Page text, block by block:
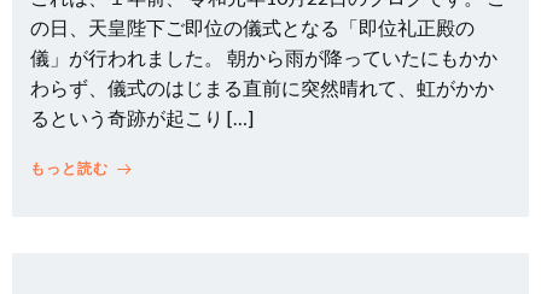
の日、天皇陛下ご即位の儀式となる「即位礼正殿の
儀」が行われました。 朝から雨が降っていたにもかか
わらず、儀式のはじまる直前に突然晴れて、虹がかか
るという奇跡が起こり […]
もっと読む